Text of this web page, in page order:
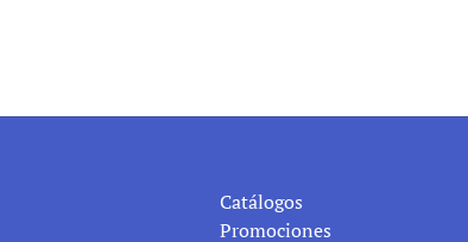
Catálogos
Promociones